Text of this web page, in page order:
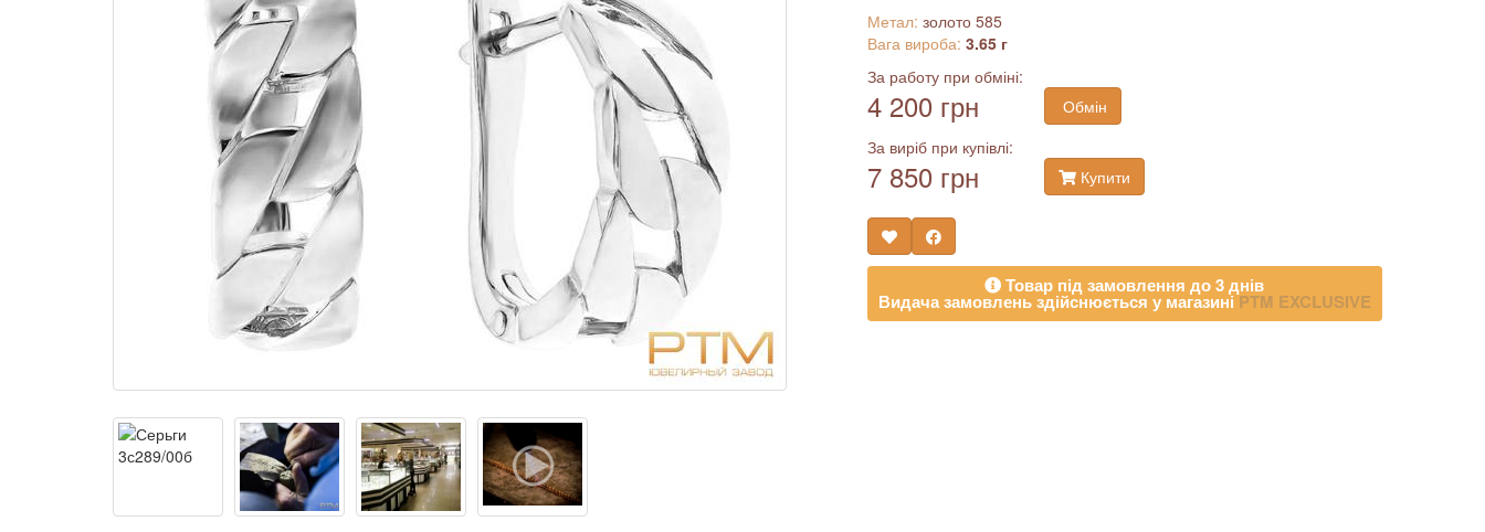
Метал: золото 585
Вага вироба: 3.65 г
За работу при обміні:
4 200 грн
Обмін
За виріб при купівлі:
7 850 грн Купити
Товар під замовлення до 3 днів
Видача замовлень здійснюється у магазиніPTM EXCLUSIVE